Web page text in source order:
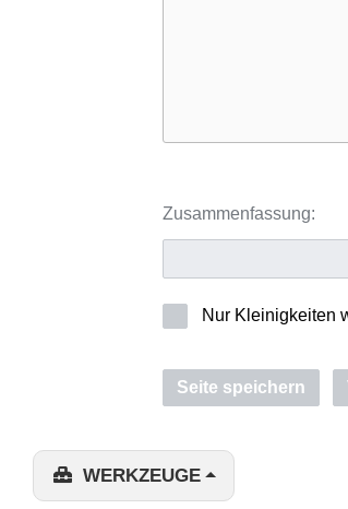
Zusammenfassung:
Nur Kleinigkeiten
Seite speichern
WERKZEUGE